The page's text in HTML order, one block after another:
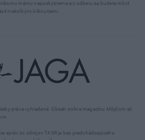
práva vyhradené. Obsah online magazínu Môjdom.sk
správ zo zdrojov TASR je bez predchádzajúceho
inému neposkytneme a z odberu sa budete môcť
niekoľkými kliknutiami.